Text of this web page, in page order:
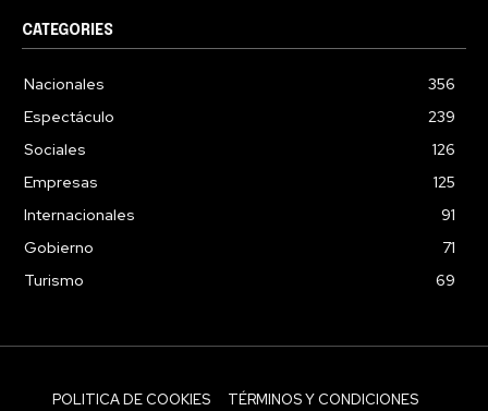
CATEGORIES
Nacionales
356
Espectáculo
239
Sociales
126
Empresas
125
Internacionales
91
Gobierno
71
Turismo
69
POLITICA DE COOKIES TÉRMINOS Y CONDICIONES